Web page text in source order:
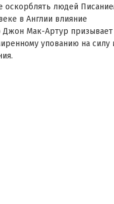
оскорблять людей
в Англии влияние
Джон Мак-Артур призывает
упованию на силу